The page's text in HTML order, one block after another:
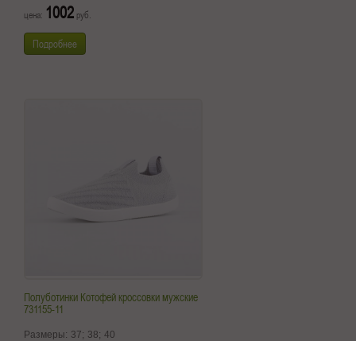
цена: 1002 руб.
Подробнее
Полуботинки Котофей кроссовки мужские
731155-11
Размеры: 37; 38; 40